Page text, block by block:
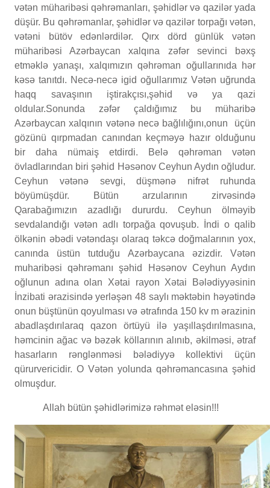
vətən müharibəsi qəhrəmanları, şəhidlər və qazilər yada
düşür. Bu qəhrəmanlar, şəhidlər və qazilər torpağı vətən,
vətəni bütöv edənlərdilər. Qırx dörd günlük vətən
müharibəsi Azərbaycan xalqına zəfər sevinci bəxş
etməklə yanaşı, xalqımızın qəhrəman oğullarınıda hər
kəsə tanıtdı. Necə-necə igid oğullarımız Vətən uğrunda
haqq savaşının iştirakçısı,şəhid və ya qazi
oldular.Sonunda zəfər çaldığımız bu müharibə
Azərbaycan xalqının vətənə necə bağlılığını,onun üçün
gözünü qırpmadan canından keçməyə hazır olduğunu
bir daha nümaiş etdirdi. Belə qəhrəman vətən
övladlarından biri şəhid Həsənov Ceyhun Aydın oğludur.
Ceyhun vətənə sevgi, düşmənə nifrət ruhunda
böyümüşdür. Bütün arzularının zirvəsində
Qarabağımızın azadlığı dururdu. Ceyhun ölməyib
sevdalandığı vətən adlı torpağa qovuşub. İndi o qalib
ölkənin əbədi vətəndaşı olaraq təkcə doğmalarının yox,
canında üstün tutduğu Azərbaycana əzizdir. Vətən
muharibəsi qəhrəmanı şəhid Həsənov Ceyhun Aydın
oğlunun adına olan Xətai rayon Xətai Bələdiyyəsinin
İnzibati ərazisində yerləşən 48 saylı məktəbin həyətində
onun büştünün qoyulması və ətrafında 150 kv m ərazinin
abadlaşdırılaraq qazon örtüyü ilə yaşıllaşdırılmasına,
həmcinin ağac və bəzək köllarının alınıb, əkilməsi, ətraf
hasarların rənglənməsi bələdiyyə kollektivi üçün
qürurvericidir. O Vətən yolunda qəhrəmancasına şəhid
olmuşdur.
Allah bütün şəhidlərimizə rəhmət eləsin!!!